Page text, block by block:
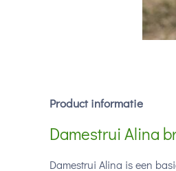
Product informatie
Damestrui Alina
Damestrui Alina is een